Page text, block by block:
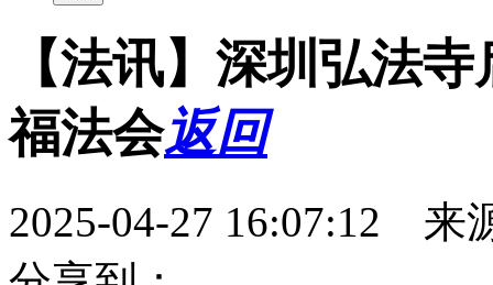
【法讯】深圳弘法
福法会返回
2025-04-27 16:07:12